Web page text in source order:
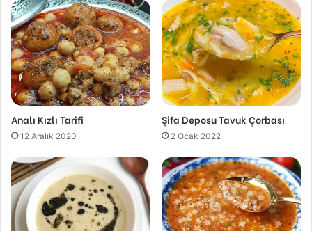
Analı Kızlı Tarifi
12 Aralık 2020
Şifa Deposu Tavuk Çorbası
2 Ocak 2022